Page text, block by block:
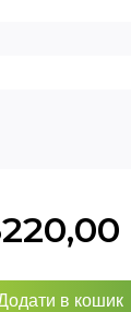
в кошик